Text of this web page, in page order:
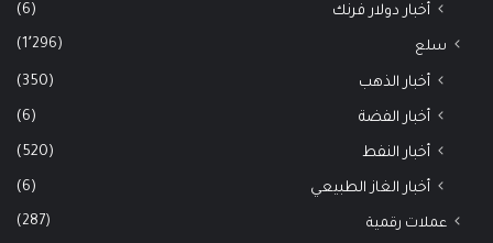
أخبار دولار فرنك (6)
سلع (1٬296)
أخبار الذهب (350)
أخبار الفضة (6)
أخبار النفط (520)
أخبار الغاز الطبيعي (6)
عملات رقمية (287)